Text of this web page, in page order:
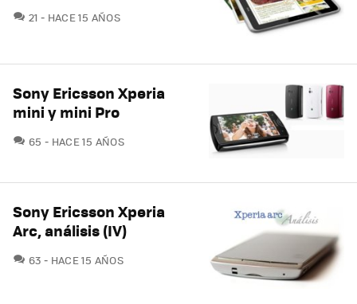
21 COMENTARIOS
HACE 15 AÑOS
Sony Ericsson Xperia
mini y mini Pro
65 COMENTARIOS
HACE 15 AÑOS
Sony Ericsson Xperia
Arc, análisis (IV)
63 COMENTARIOS
HACE 15 AÑOS